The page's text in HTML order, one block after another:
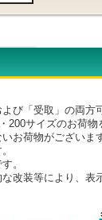
び「受取」の両方
サイズのお荷物
荷物がございます
。
改装等により、表